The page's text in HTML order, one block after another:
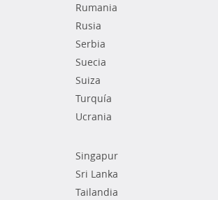
Rumania
Rusia
Serbia
Suecia
Suiza
Turquía
Ucrania
Singapur
Sri Lanka
Tailandia